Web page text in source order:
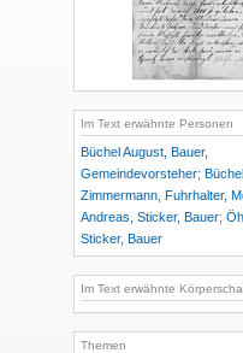
Im Text erwähnte Personen
Büchel August, Bauer,
Gemeindevorsteher;
Zimmermann, Fuhrhalter,
Andreas, Sticker, Bauer;
Sticker, Bauer
Im Text erwähnte
Themen